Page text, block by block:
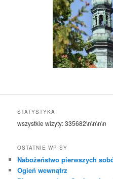
STATYSTYKA
wszystkie wizyty:335682\n\n\n\n
OSTATNIE WPISY
Nabożeństwo pierwszych
Ogień wewnątrz